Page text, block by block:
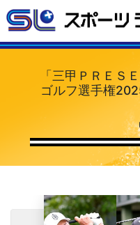
「三甲ＰＲＥＳ
ゴルフ選手権